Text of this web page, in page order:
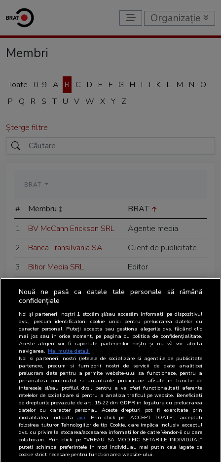
Organizație
Membri
Toate 0-9 A B C D E F G H I J K L M N
O
P
Q R S T U V W X Y Z
Șterge filtre
BRAT
# Membru
BRAT
1
BV McCann Erickson SRL
Agentie media
2
Banca Transilvania SA
Client de publicitate
3
Bihor Media SRL
Editor
BP Publishing Media SRL
5
Businessmex SA
6
Biz Afaceri Media SRL
Editor web
7
Business Insider SRL
Editor web
8
Bazar Production SRL
Organizator de
evenimente
9
Brand Emotion SRL
Organizator de
evenimente
10 Best Advertising
Worldwide SRL
Regie de publicitate
11 Brand Tube SRL Regie de publicitate
Nouă ne pasă ca datele tale personale să rămână
confidențiale
Noi și partenerii noștri 1 stocăm și/sau accesăm informații pe dispozitivul
dvs., precum identificatorii cookie unici pentru prelucrarea datelor cu
caracter personal. Puteți accepta sau gestiona alegerile dvs. făcând clic
mai jos sau în orice moment, pe pagina cu politica de confidențialitate.
Aceste alegeri vor fi raportate partenerilor noștri și nu vă vor afecta
navigarea. Mai multe detalii
Noi si partenerii nostri (retelele de socializare si agentiile de publicitate
partenere, precum si furnizorii nostri de servicii de date analitice)
prelucram date pentru a permite website-ului sa functioneze, pentru a
personaliza continutul si anunturile publicitare afisate in functie de
interesele si/sau profilul dvs., pentru a va oferi functionalitati aferente
retelelor de socializare si pentru a analiza traficul pe website. Beneficiati
de drepturile prevazute de art. 15-22 din GDPR in legatura cu prelucrarea
datelor cu caracter personal. Aceste drepturi pot fi exercitate prin
modalitatea indicata aici. Prin click pe “ACCEPT TOATE”, acceptati
folosirea tuturor Tehnologiilor de tip Cookie, care implica inclusiv acceptul
dvs. cu privire la stocarea/accesarea informatiilor de catre Vendor-ii cu care
colaboram. Prin click pe “VREAU SA MODIFIC SETARILE INDIVIDUAL”
puteti schimba preferintele in mod individual, mai putin cele legate de
cookie strict necesare pentru functionarea website-ului.